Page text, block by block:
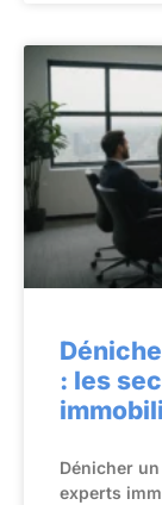
: les
Dénicher
experts